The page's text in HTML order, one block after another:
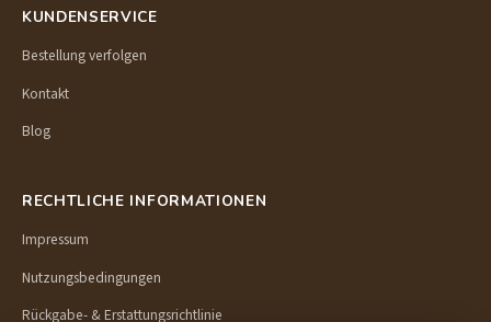
KUNDENSERVICE
Bestellung verfolgen
Kontakt
Blog
RECHTLICHE INFORMATIONEN
Impressum
Nutzungsbedingungen
Rückgabe- & Erstattungsrichtlinie